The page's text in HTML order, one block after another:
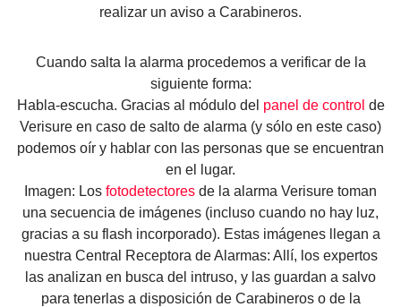
realizar un aviso a Carabineros.
Cuando salta la alarma procedemos a verificar de la
siguiente forma:
Habla-escucha. Gracias al módulo del panel de control de
Verisure en caso de salto de alarma (y sólo en este caso)
podemos oír y hablar con las personas que se encuentran
en el lugar.
Imagen: Los fotodetectores de la alarma Verisure toman
una secuencia de imágenes (incluso cuando no hay luz,
gracias a su flash incorporado). Estas imágenes llegan a
nuestra Central Receptora de Alarmas: Allí, los expertos
las analizan en busca del intruso, y las guardan a salvo
para tenerlas a disposición de Carabineros o de la